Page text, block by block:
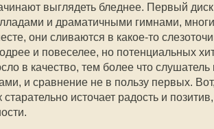
выглядеть бледнее. Первый
и драматичными гимнами,
они сливаются в какое-то
и повеселее, но потенциальных
в качество, тем более что
и сравнение не в пользу первых.
источает радость и